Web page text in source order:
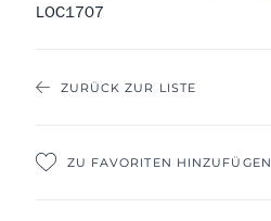
ZURÜCK ZUR LISTE
ZU FAVORITEN HINZUFÜGEN
LOC1707